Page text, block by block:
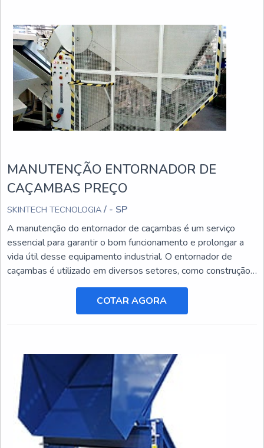
MANUTENÇÃO ENTORNADOR DE
CAÇAMBAS PREÇO
SKINTECH TECNOLOGIA / - SP
A manutenção do entornador de caçambas é um serviço
essencial para garantir o bom funcionamento e prolongar a
vida útil desse equipamento industrial. O entornador de
caçambas é utilizado em diversos setores, como construção
civil, mineração e agricultura, e está sujeito a desgastes e
danos ao longo do tempo.COTAR AGORA